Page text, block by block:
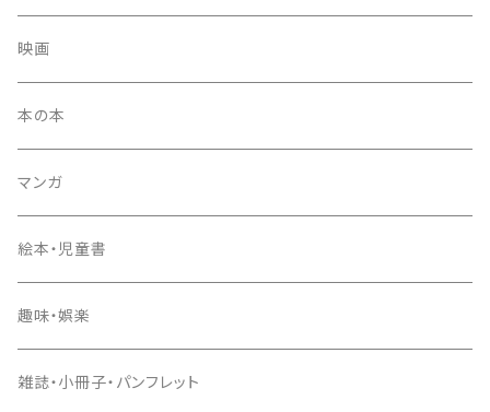
映画
本の本
マンガ
絵本・児童書
趣味・娯楽
雑誌・小冊子・パンフレット